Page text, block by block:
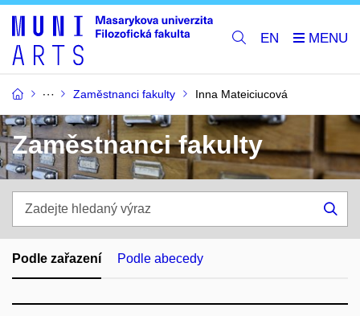
EN
Zaměstnanci fakulty Inna Mateiciucová
Zaměstnanci fakulty
hledaný
výraz
Podle zařazení Podle abecedy